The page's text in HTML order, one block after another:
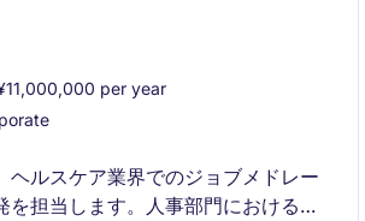
per year
ヘルスケア業界でのジョブメドレー
を担当します。人事部門におけるプ